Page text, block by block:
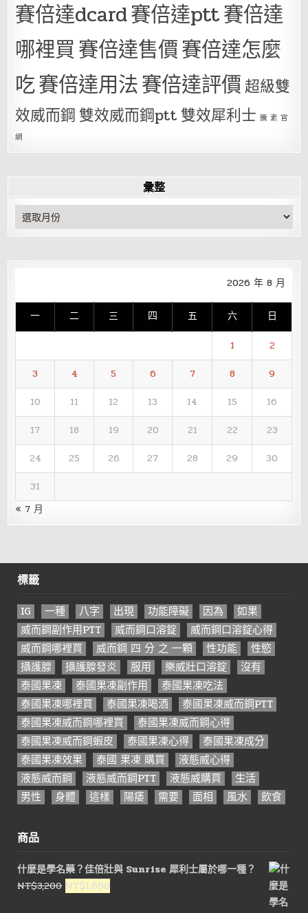
賽倍達dcard賽倍達ptt賽倍達
哪裡買賽倍達售價賽倍達怎麼
吃賽倍達用法賽倍達評價超級雙
效威而鋼 雙效威而鋼ptt 雙效犀利士 騰 素 官
網
彙整
彙
整
2026 年 8 月
一 二 三 四 五 六 日
1
2
3
4 5 6 7 8
9
10
11 12 13 14 15
16
17
18 19 20 21 22
23
24
25 26 27 28 29
30
31
« 7 月
標籤
IG 一種 八字 出現 功能障礙 因為
如果
威而鋼副作用PTT
威而鋼口溶錠
威而鋼口溶錠心得
威而鋼哪裡買
威而鋼 四 分 之 一顆 性功能
性慾
攝護腺
攝護腺發炎 服用 樂威壯口溶錠
沒有
泰國果凍
泰國果凍副作用
泰國果凍吃法
泰國果凍哪裡買
泰國果凍喝酒
泰國果凍威而鋼PTT
泰國果凍威而鋼哪裡買
泰國果凍威而鋼心得
泰國果凍威而鋼蝦皮
泰國果凍心得
泰國果凍成分
泰國果凍效果
泰國 果凍 購買
液態威心得
液態威而鋼
液態威而鋼PTT 液態威購買
生活
男性
身體 這樣 陽痿 需要 面相 風水 飲食
商品
什麼是學名藥？佳倍壯與 Sunrise 犀利士屬於哪一種？
NT$3,200 原
NT$1,600